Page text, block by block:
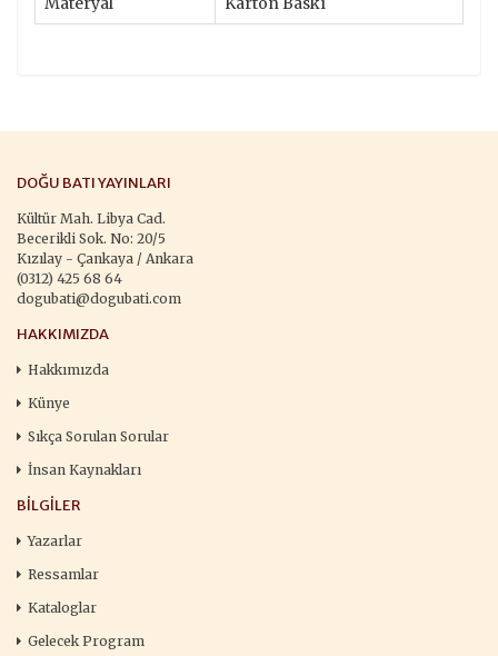
DOĞU BATI YAYINLARI
Kültür Mah. Libya Cad.
Becerikli Sok. No: 20/5
Kızılay - Çankaya / Ankara
(0312) 425 68 64
dogubati@dogubati.com
HAKKIMIZDA
Hakkımızda
Künye
Sıkça Sorulan Sorular
İnsan Kaynakları
BILGILER
Yazarlar
Ressamlar
Kataloglar
Gelecek Program